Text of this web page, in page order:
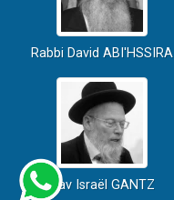
Rabbi David ABI'HSSIRA
Rav Israël GANTZ